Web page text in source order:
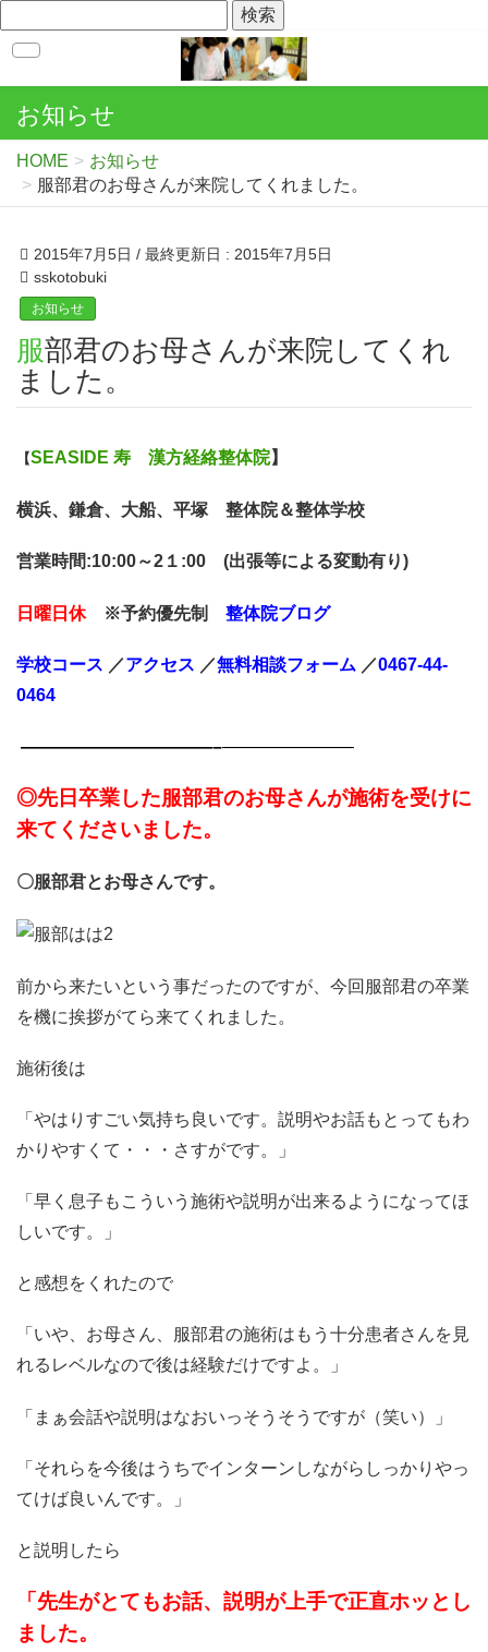
お知らせ
HOME
お知らせ
服部君のお母さんが来院してくれました。
2015年7月5日 / 最終更新日 : 2015年7月5日
sskotobuki
お知らせ
服部君のお母さんが来院してくれ
ました。
【SEASIDE 寿 漢方経絡整体院】
横浜、鎌倉、大船、平塚 整体院＆整体学校
営業時間:10:00～2１:00 (出張等による変動有り)
日曜日休※予約優先制 整体院ブログ
学校コース ／アクセス ／無料相談フォーム ／0467-44-
0464
———————————–———————–
◎先日卒業した服部君のお母さんが施術を受けに
来てくださいました。
〇服部君とお母さんです。
前から来たいという事だったのですが、今回服部君の卒業
を機に挨拶がてら来てくれました。
施術後は
「やはりすごい気持ち良いです。説明やお話もとってもわ
かりやすくて・・・さすがです。」
「早く息子もこういう施術や説明が出来るようになってほ
しいです。」
と感想をくれたので
「いや、お母さん、服部君の施術はもう十分患者さんを見
れるレベルなので後は経験だけですよ。」
「まぁ会話や説明はなおいっそうそうですが（笑い）」
「それらを今後はうちでインターンしながらしっかりやっ
てけば良いんです。」
と説明したら
「先生がとてもお話、説明が上手で正直ホッとし
ました。